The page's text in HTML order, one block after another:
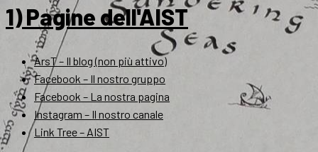
1) Pagine dell'AIST
ArsT – Il blog (non più attivo)
Facebook – Il nostro gruppo
Facebook – La nostra pagina
Instagram – Il nostro canale
Link Tree – AIST